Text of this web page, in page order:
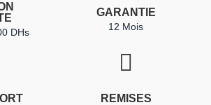
DHs
GARANTIE
12 Mois
REMISES